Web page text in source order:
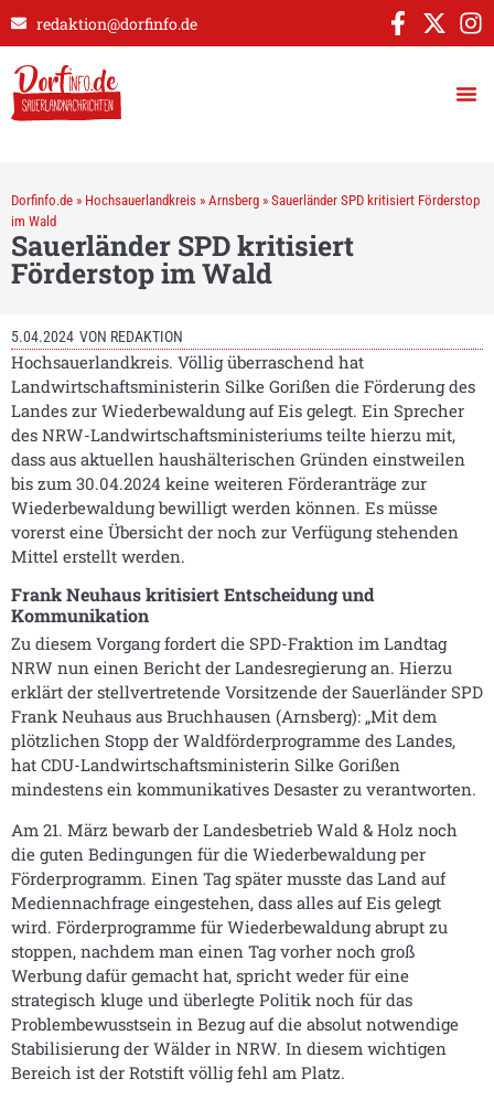
redaktion@dorfinfo.de
Dorfinfo.de » Hochsauerlandkreis » Arnsberg » Sauerländer SPD kritisiert Förderstop
im Wald
Sauerländer SPD kritisiert
Förderstop im Wald
5.04.2024 VON REDAKTION
Hochsauerlandkreis. Völlig überraschend hat
Landwirtschaftsministerin Silke Gorißen die Förderung des
Landes zur Wiederbewaldung auf Eis gelegt. Ein Sprecher
des NRW-Landwirtschaftsministeriums teilte hierzu mit,
dass aus aktuellen haushälterischen Gründen einstweilen
bis zum 30.04.2024 keine weiteren Förderanträge zur
Wiederbewaldung bewilligt werden können. Es müsse
vorerst eine Übersicht der noch zur Verfügung stehenden
Mittel erstellt werden.
Frank Neuhaus kritisiert Entscheidung und
Kommunikation
Zu diesem Vorgang fordert die SPD-Fraktion im Landtag
NRW nun einen Bericht der Landesregierung an. Hierzu
erklärt der stellvertretende Vorsitzende der Sauerländer SPD
Frank Neuhaus aus Bruchhausen (Arnsberg): „Mit dem
plötzlichen Stopp der Waldförderprogramme des Landes,
hat CDU-Landwirtschaftsministerin Silke Gorißen
mindestens ein kommunikatives Desaster zu verantworten.
Am 21. März bewarb der Landesbetrieb Wald & Holz noch
die guten Bedingungen für die Wiederbewaldung per
Förderprogramm. Einen Tag später musste das Land auf
Mediennachfrage eingestehen, dass alles auf Eis gelegt
wird. Förderprogramme für Wiederbewaldung abrupt zu
stoppen, nachdem man einen Tag vorher noch groß
Werbung dafür gemacht hat, spricht weder für eine
strategisch kluge und überlegte Politik noch für das
Problembewusstsein in Bezug auf die absolut notwendige
Stabilisierung der Wälder in NRW. In diesem wichtigen
Bereich ist der Rotstift völlig fehl am Platz.